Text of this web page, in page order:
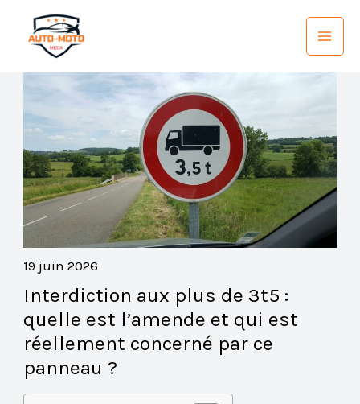
contenu
19 juin 2026
Interdiction aux plus de 3t5 :
quelle est l’amende et qui est
réellement concerné par ce
panneau ?